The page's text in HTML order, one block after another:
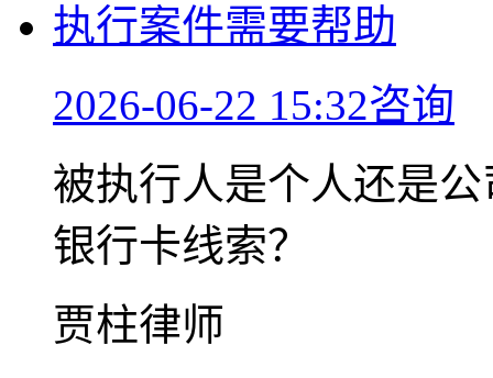
执行案件需要帮助
2026-06-22 15:32咨询
被执行人是个人还是
银行卡线索？
贾柱律师